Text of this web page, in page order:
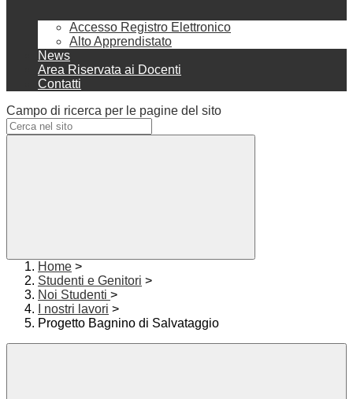
Accesso Registro Elettronico
Alto Apprendistato
News
Area Riservata ai Docenti
Contatti
Campo di ricerca per le pagine del sito
Home >
Studenti e Genitori >
Noi Studenti >
I nostri lavori >
Progetto Bagnino di Salvataggio